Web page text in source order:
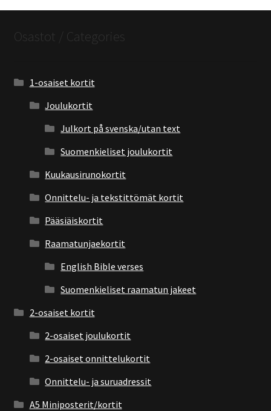
Osastot / Categories
1-osaiset kortit
Joulukortit
Julkort på svenska/utan text
Suomenkieliset joulukortit
Kuukausirunokortit
Onnittelu- ja tekstittömät kortit
Pääsiäiskortit
Raamatunjaekortit
English Bible verses
Suomenkieliset raamatun jakeet
2-osaiset kortit
2-osaiset joulukortit
2-osaiset onnittelukortit
Onnittelu- ja suruadressit
A5 Miniposterit/kortit